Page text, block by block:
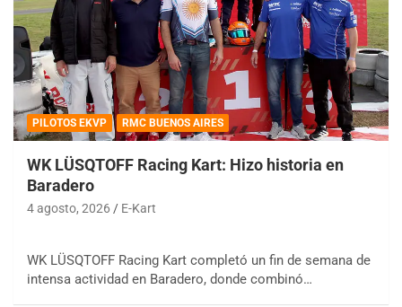
PILOTOS EKVP RMC BUENOS AIRES
WK LÜSQTOFF Racing Kart: Hizo historia en
Baradero
4 agosto, 2026 E-Kart
WK LÜSQTOFF Racing Kart completó un fin de semana de
intensa actividad en Baradero, donde combinó…